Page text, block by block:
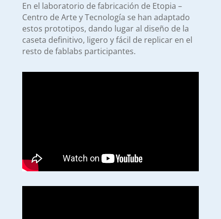
En el laboratorio de fabricación de Etopia –
Centro de Arte y Tecnología se han adaptado
estos prototipos, dando lugar al diseño de la
caseta definitivo, ligero y fácil de replicar en el
resto de fablabs participantes.